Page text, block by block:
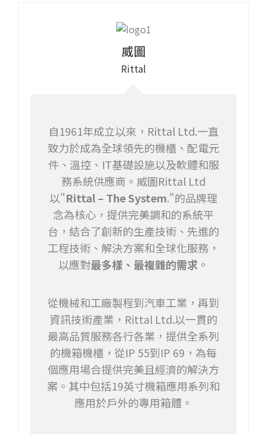
威圖
Rittal
自1961年成立以來，Rittal Ltd.一直
致力於成為全球領先的機櫃、配電元
件、溫控、IT基礎設施以及軟體和服
務系統供應商。威圖Rittal Ltd
以"Rittal – The System."的品牌理
念為核心，提供完美調和的系統平
台，結合了創新的生產技術、先進的
工程技術、解決方案和全球化服務，
以應對最多樣、最複雜的需求 。
從機械和工廠製程到汽車工業，再到
資訊技術產業，Rittal Ltd.以一貫的
最高品質服務各行各業，提供全系列
的機箱機櫃，從IP 55到IP 69，為每
個應用場合提供完美且經濟的解決方
案。其中包括19英寸機箱應用系列和
應用於戶外的專用箱體。